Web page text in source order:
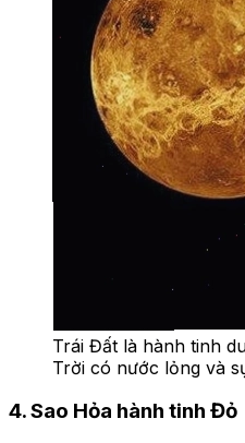
Trái Đất là hành tinh
Trời có nước lỏng và
4. Sao Hỏa hành tinh Đỏ